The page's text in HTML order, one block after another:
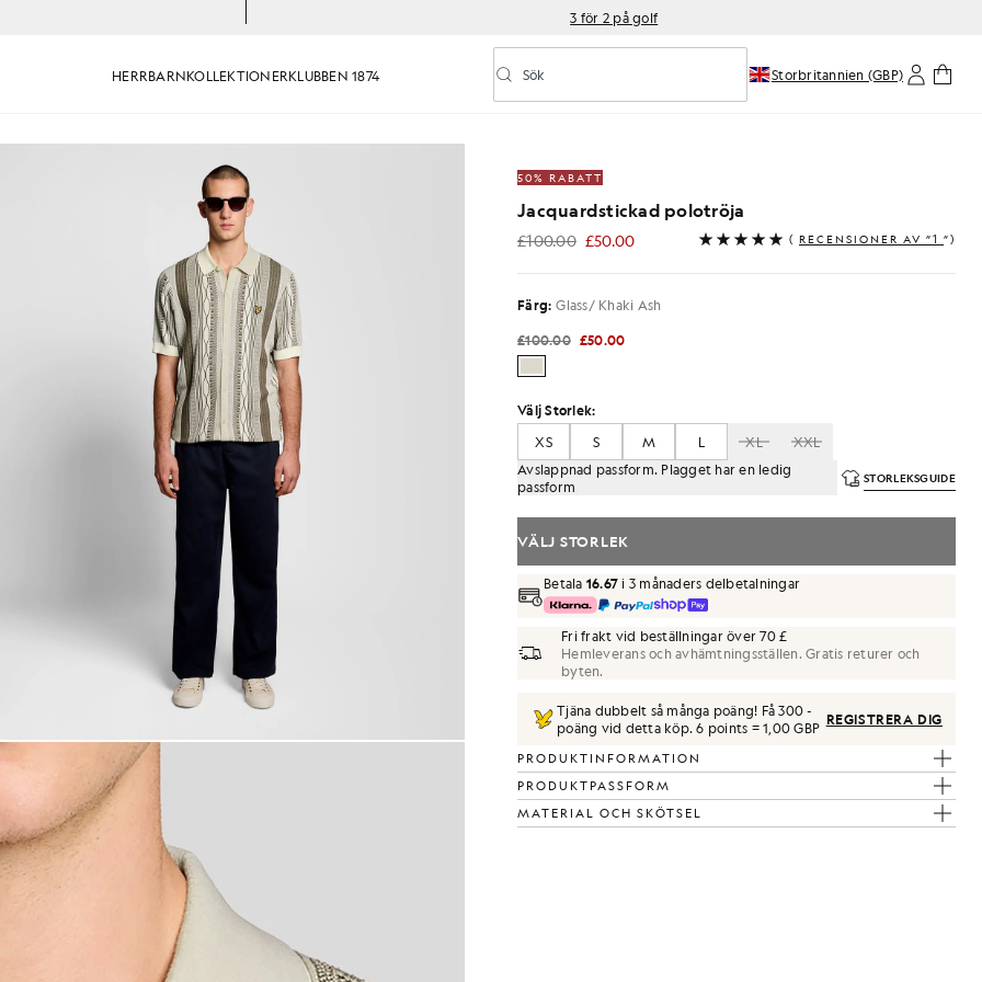
3 för 2 på golf
HERRBARNKOLLEKTIONERKLUBBEN 1874 Aktivera/inaktivera prediktiv sökning
Sök Storbritannien (GBP)
bär en jacquardstickad polotröja i färgerna Ice Cream/Khaki Ash
50% RABATT
Jacquardstickad polotröja
£100.00 £50.00
£50.00 ( RECENSIONER AV ”1 ”)
Färg: Glass/ Khaki Ash
£100.00 £50.00
Välj Storlek:
XS
S M L XL
XXL
Avslappnad passform. Plagget har en ledig
passform
STORLEKSGUIDE
VÄLJ STORLEK
Betala 16.67 i 3 månaders delbetalningar
Fri frakt vid beställningar över 70 £
Hemleverans och avhämtningsställen. Gratis returer och
byten.
Tjäna dubbelt så många poäng! Få300-
poäng vid detta köp.6 points = 1,00 GBP REGISTRERA DIG
PRODUKTINFORMATION
PRODUKTPASSFORM
MATERIAL OCH SKÖTSEL